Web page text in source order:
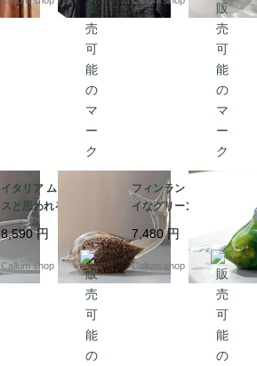
05 if1041 ージ_260721 ig4976
イタリア ムラーノグラ
スと思われるキレイな
ガラスのクジラ オブジ
ェ Italy Murano Style
フィギュア ヴィンテー
ジ_260721 ig4974
8,590円
Callum shop
フィンランドから キレ
イなグリーンマーブル
ガラスの小鳥 オブジェ
北欧 バード オブジェ
フィギュア ヴィンテー
ジ_260721 ig4972
7,480円
Callum shop